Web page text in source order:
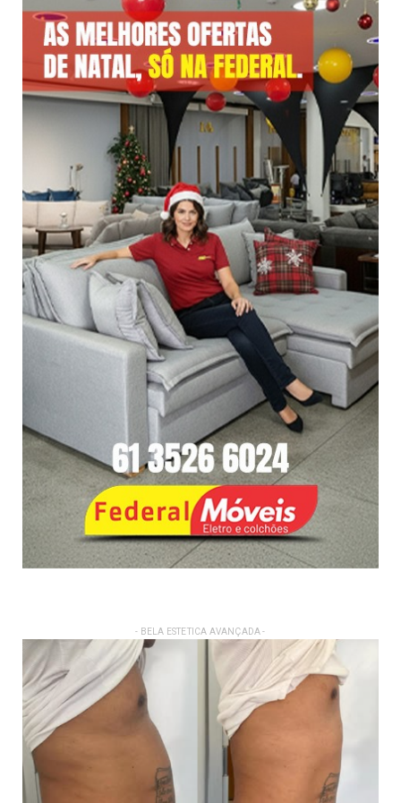
- BELA ESTETICA AVANÇADA -